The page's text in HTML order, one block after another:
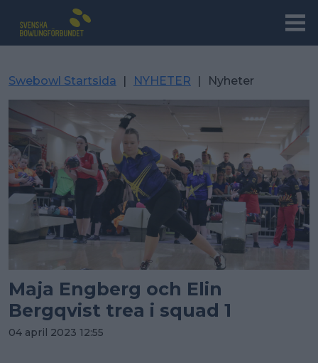
Swebowl Startsida | NYHETER | Nyheter
Maja Engberg och Elin
Bergqvist trea i squad 1
04 april 2023 12:55